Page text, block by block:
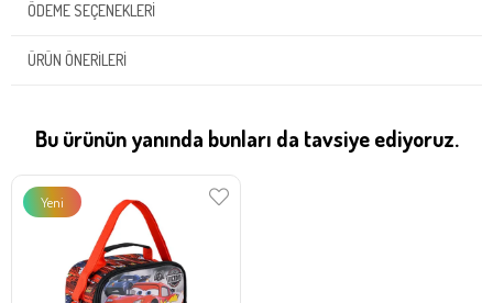
ÖDEME SEÇENEKLERI
ÜRÜN ÖNERILERI
Bu ürünün yanında bunları da tavsiye ediyoruz.
Yeni